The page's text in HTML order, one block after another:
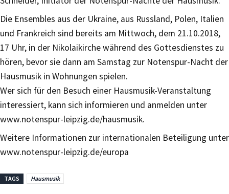
Die Ensembles aus der Ukraine, aus Russland, Polen, Italien
und Frankreich sind bereits am Mittwoch, dem 21.10.2018,
17 Uhr, in der Nikolaikirche während des Gottesdienstes zu
hören, bevor sie dann am Samstag zur Notenspur-Nacht der
Hausmusik in Wohnungen spielen.
Wer sich für den Besuch einer Hausmusik-Veranstaltung
interessiert, kann sich informieren und anmelden unter
www.notenspur-leipzig.de/hausmusik.
Weitere Informationen zur internationalen Beteiligung unter
www.notenspur-leipzig.de/europa
TAGS Hausmusik